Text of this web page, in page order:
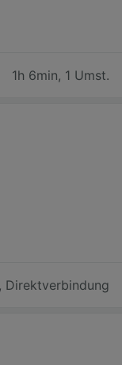
1h 6min, 1 Umst.
, Direktverbindung